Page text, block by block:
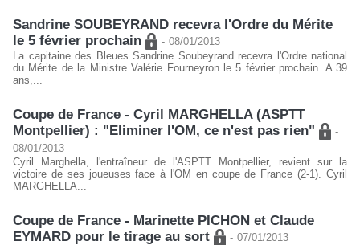
Sandrine SOUBEYRAND recevra l'Ordre du Mérite
le 5 février prochain
- 08/01/2013
La capitaine des Bleues Sandrine Soubeyrand recevra l'Ordre national
du Mérite de la Ministre Valérie Fourneyron le 5 février prochain. A 39
ans,...
Coupe de France - Cyril MARGHELLA (ASPTT
Montpellier) : "Eliminer l'OM, ce n'est pas rien"
-
08/01/2013
Cyril Marghella, l'entraîneur de l'ASPTT Montpellier, revient sur la
victoire de ses joueuses face à l'OM en coupe de France (2-1). Cyril
MARGHELLA...
Coupe de France - Marinette PICHON et Claude
EYMARD pour le tirage au sort
- 07/01/2013